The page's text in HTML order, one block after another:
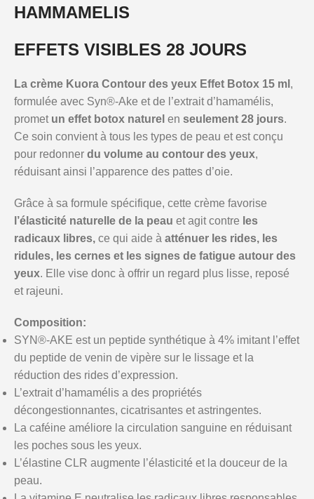
HAMMAMELIS
EFFETS VISIBLES 28 JOURS
La crème Kuora Contour des yeux Effet Botox 15 ml ,
formulée avec Syn®-Ake et de l’extrait d’hamamélis,
promet un effet botox naturel en seulement 28 jours.
Ce soin convient à tous les types de peau et est conçu
pour redonner du volume au contour des yeux,
réduisant ainsi l’apparence des pattes d’oie.
Grâce à sa formule spécifique, cette crème favorise
l’élasticité naturelle de la peau et agit contre les
radicaux libres, ce qui aide à atténuer les rides, les
ridules, les cernes et les signes de fatigue autour des
yeux. Elle vise donc à offrir un regard plus lisse, reposé
et rajeuni.
Composition:
SYN®-AKE est un peptide synthétique à 4% imitant l’effet
du peptide de venin de vipère sur le lissage et la
réduction des rides d’expression.
L’extrait d’hamamélis a des propriétés
décongestionnantes, cicatrisantes et astringentes.
La caféine améliore la circulation sanguine en réduisant
les poches sous les yeux.
L’élastine CLR augmente l’élasticité et la douceur de la
peau.